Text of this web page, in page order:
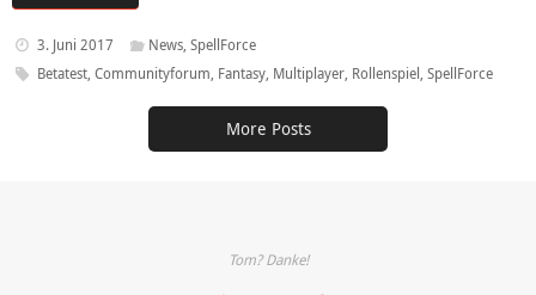
3. Juni 2017 News,SpellForce
Betatest, Communityforum, Fantasy, Multiplayer, Rollenspiel, SpellForce
More Posts
Tom? Danke!